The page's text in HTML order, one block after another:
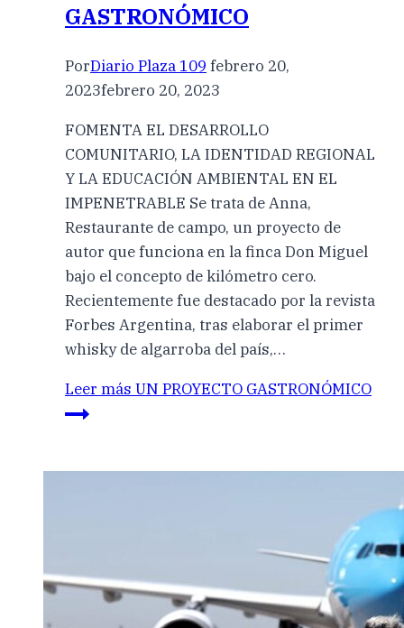
GASTRONÓMICO
PorDiario Plaza 109 febrero 20,
2023febrero 20, 2023
FOMENTA EL DESARROLLO
COMUNITARIO, LA IDENTIDAD REGIONAL
Y LA EDUCACIÓN AMBIENTAL EN EL
IMPENETRABLE Se trata de Anna,
Restaurante de campo, un proyecto de
autor que funciona en la finca Don Miguel
bajo el concepto de kilómetro cero.
Recientemente fue destacado por la revista
Forbes Argentina, tras elaborar el primer
whisky de algarroba del país,…
Leer más UN PROYECTO GASTRONÓMICO